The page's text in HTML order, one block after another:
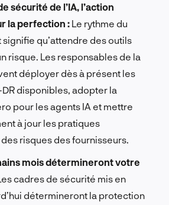
sécurité de l’IA, l’action
la perfection : Le rythme du
qu’attendre des outils
risque. Les responsables de la
déployer dès à présent les
disponibles, adopter la
pour les agents IA et mettre
à jour les pratiques
risques des fournisseurs.
mois détermineront votre
cadres de sécurité mis en
détermineront la protection